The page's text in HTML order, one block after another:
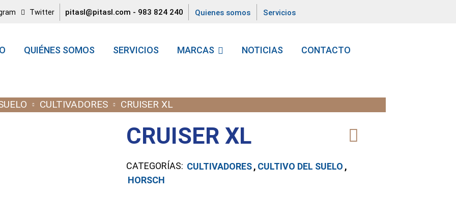
Twitter pitasl@pitasl.com - 983 824 240 Quienes somos Servicios
QUIÉNES SOMOS SERVICIOS MARCAS NOTICIAS CONTACTO
CULTIVADORES CRUISER XL
CRUISER XL
CATEGORÍAS: CULTIVADORES, CULTIVO DEL SUELO ,
HORSCH